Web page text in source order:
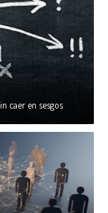
caer en sesgos